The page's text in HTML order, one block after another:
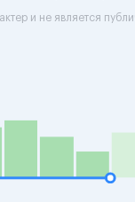
и не является